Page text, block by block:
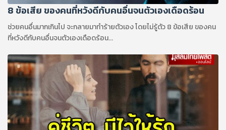
8 ข้อเสีย ของคนที่หวังดีกับคนอื่นจนตัวเองเดือดร้อน
ช่วยคนอื่นมากเกินไป จะกลายมาทำร้ายตัวเอง โดยไม่รู้ตัว 8 ข้อเสีย ของคน
ที่หวังดีกับคนอื่นจนตัวเองเดือดร้อน...